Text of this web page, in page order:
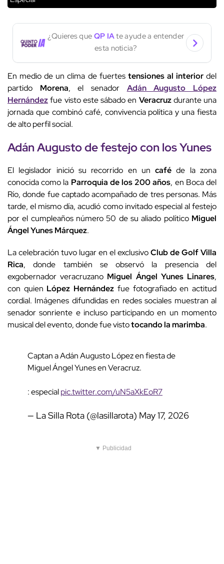
¿Quieres que QP IAte ayude a entender
esta noticia?
En medio de un clima de fuertes tensiones al interiordel
partido Morena, el senador Adán Augusto López
Hernández fue visto este sábado en Veracruzdurante una
jornada que combinó café, convivencia política y una fiesta
de alto perfil social.
Adán Augusto de festejo con losYunes
El legislador inició su recorrido en uncafé de la zona
conocida como la Parroquia de los 200 años, en Boca del
Río, donde fue captado acompañado de tres personas. Más
tarde, el mismo día, acudió como invitado especial al festejo
por el cumpleaños número 50 de su aliado político Miguel
Ángel Yunes Márquez.
La celebración tuvo lugar en el exclusivoClub de Golf Villa
Rica, donde también se observó la presencia del
exgobernador veracruzano Miguel Ángel Yunes Linares,
con quien López Hernández fue fotografiado en actitud
cordial. Imágenes difundidas en redes sociales muestran al
senador sonriente e incluso participando en un momento
musical del evento, donde fue vistotocando la marimba.
Captan a Adán Augusto López en fiesta de
Miguel Ángel Yunes en Veracruz.
: especialpic.twitter.com/uN5aXkEoR7
— La Silla Rota (@lasillarota) May 17, 2026
▼ Publicidad